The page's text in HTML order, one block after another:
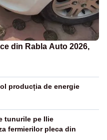
din Rabla Auto 2026,
producția de energie
tunurile pe Ilie
fermierilor pleca din